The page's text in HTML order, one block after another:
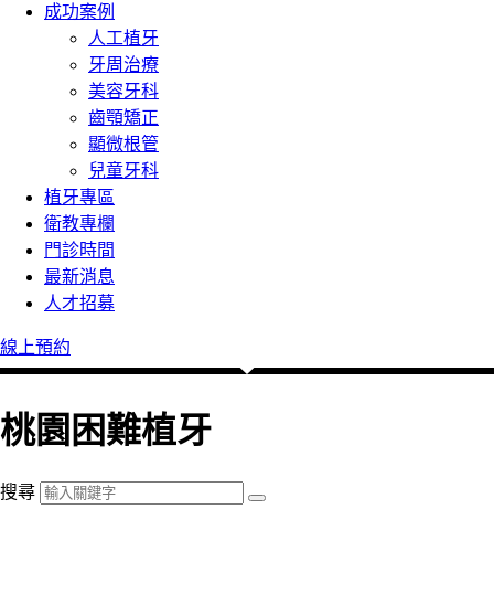
成功案例
人工植牙
牙周治療
美容牙科
齒顎矯正
顯微根管
兒童牙科
植牙專區
衛教專欄
門診時間
最新消息
人才招募
線上預約
桃園困難植牙
搜尋